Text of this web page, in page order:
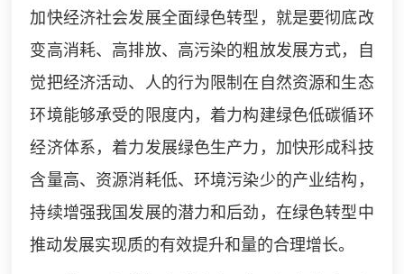
加快经济社会发展全面绿色转型，就是要彻底改
变高消耗、高排放、高污染的粗放发展方式，自
觉把经济活动、人的行为限制在自然资源和生态
环境能够承受的限度内，着力构建绿色低碳循环
经济体系，着力发展绿色生产力，加快形成科技
含量高、资源消耗低、环境污染少的产业结构，
持续增强我国发展的潜力和后劲，在绿色转型中
推动发展实现质的有效提升和量的合理增长。